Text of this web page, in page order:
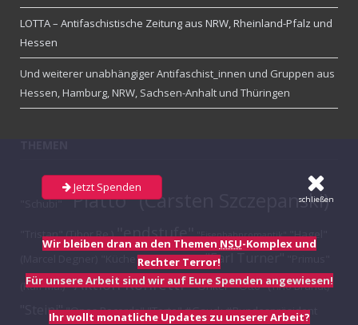
LOTTA – Antifaschistische Zeitung aus NRW, Rheinland-Pfalz und
Hessen
Und weiterer unabhängiger Antifaschist_innen und Gruppen aus
Hessen, Hamburg, NRW, Sachsen-Anhalt und Thüringen
"Schubi""Piatto" (Carsten Szczepanski)
"Tristan" (Tibor Re.)"endstufe" "Eisenbahnromantik" "Hagel"
"Küche" (Thomas Di.)"Earl Turner"
(Ralf Ma.)"Aktion Konfetti""Onkel""Otto" (Tino Brandt)
"Steini""Opos Records""Torte"#Gauck #Bundespräsident
schließen
Jetzt Spenden
Wir bleiben dran an den Themen NSU-Komplex und
Rechter Terror!
Für unsere Arbeit sind wir auf Eure Spenden angewiesen!
Ihr wollt monatliche Updates zu unserer Arbeit?